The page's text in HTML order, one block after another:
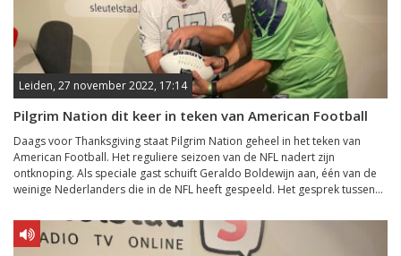
Leiden, 27 november 2022, 17:14
Pilgrim Nation dit keer in teken van American Football
Daags voor Thanksgiving staat Pilgrim Nation geheel in het teken van
American Football. Het reguliere seizoen van de NFL nadert zijn
ontknoping. Als speciale gast schuift Geraldo Boldewijn aan, één van de
weinige Nederlanders die in de NFL heeft gespeeld. Het gesprek tussen...